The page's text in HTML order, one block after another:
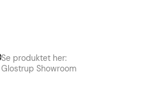
Se produktet her:
Glostrup Showroom